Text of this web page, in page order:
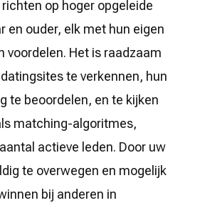
op hoger opgeleide
en ouder, elk met hun eigen
voordelen. Het is raadzaam
te verkennen, hun
te beoordelen, en te kijken
matching-algoritmes,
actieve leden. Door uw
te overwegen en mogelijk
bij anderen in